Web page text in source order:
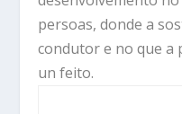
persoas, donde a
condutor e no que a
un feito.